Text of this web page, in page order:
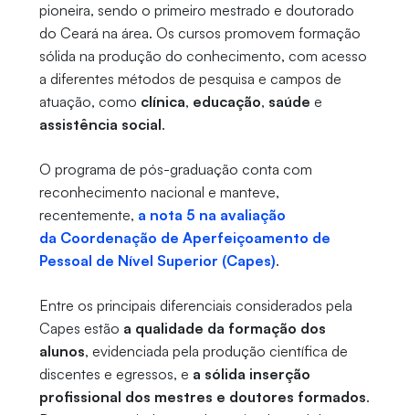
pioneira, sendo o primeiro mestrado e doutorado
do Ceará na área. Os cursos promovem formação
sólida na produção do conhecimento, com acesso
a diferentes métodos de pesquisa e campos de
atuação, como clínica, educação, saúde e
assistência social.
O programa de pós-graduação conta com
reconhecimento nacional e manteve,
recentemente, a nota 5 na avaliação
da Coordenação de Aperfeiçoamento de
Pessoal de Nível Superior (Capes).
Entre os principais diferenciais considerados pela
Capes estão a qualidade da formação dos
alunos, evidenciada pela produção científica de
discentes e egressos, e a sólida inserção
profissional dos mestres e doutores formados.